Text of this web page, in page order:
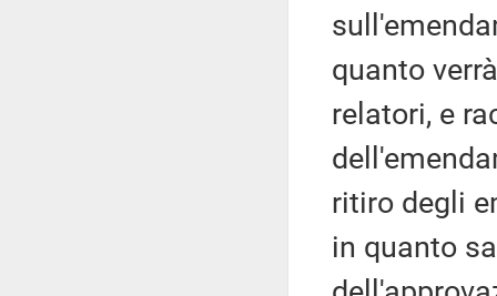
quanto
relatori, e
ritiro degli
in quanto